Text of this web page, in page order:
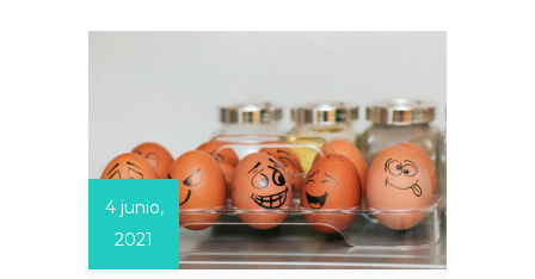
4 junio,
2021